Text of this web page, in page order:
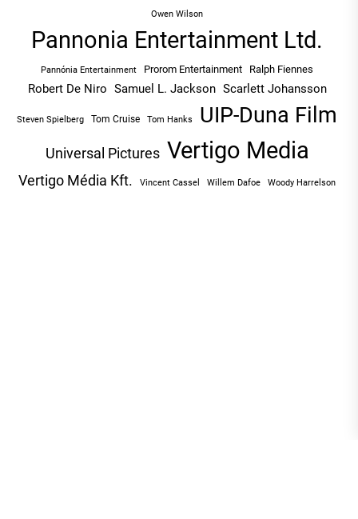
Owen Wilson
Pannonia Entertainment Ltd.
Pannónia Entertainment Prorom Entertainment Ralph Fiennes
Robert De Niro Samuel L. Jackson Scarlett Johansson
Steven Spielberg Tom Cruise Tom Hanks UIP-Duna Film
Universal Pictures Vertigo Media
Vertigo Média Kft. Vincent Cassel Willem Dafoe Woody Harrelson